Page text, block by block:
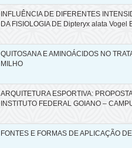
INFLUÊNCIA DE DIFERENTES
DA FISIOLOGIA DE Dipteryx alata
QUITOSANA E AMINOÁCIDOS NO
MILHO
ARQUITETURA ESPORTIVA:
INSTITUTO FEDERAL GOIANO –
FONTES E FORMAS DE APLICAÇÃO